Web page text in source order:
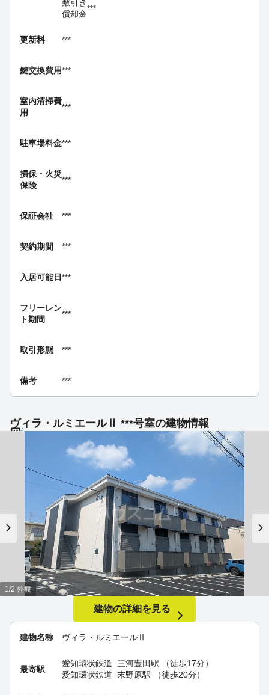
敷引き
償却金
***
更新料 ***
鍵交換費用***
室内清掃費
用
***
駐車場料金***
損保・ 火災
保険
***
保証会社 ***
契約期間 ***
入居可能日***
フリーレン
ト期間
***
取引形態 ***
備考 ***
ヴィラ・ルミエールⅡ ***号室の建物情報
建物名称 ヴィラ・ルミエールⅡ
最寄駅
愛知環状鉄道 三河豊田駅 （徒歩17分）
愛知環状鉄道 末野原駅 （徒歩20分）
1/2 外観
建物の詳細を見る